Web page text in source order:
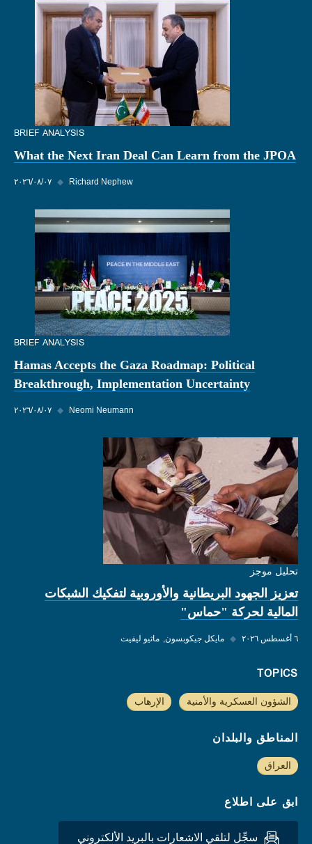
BRIEF ANALYSIS
What the Next Iran Deal Can Learn from the JPOA
٠٧‏/٠٨‏/٢٠٢٦ ◆ Richard Nephew
BRIEF ANALYSIS
Hamas Accepts the Gaza Roadmap: Political
Breakthrough, Implementation Uncertainty
٠٧‏/٠٨‏/٢٠٢٦ ◆ Neomi Neumann
تحليل موجز
تعزيز الجهود البريطانية والأوروبية لتفكيك الشبكات
المالية لحركة "حماس"
٦ أغسطس ٢٠٢٦ ◆ مايكل جيكوبسون ماثيو ليفيت
TOPICS
الشؤون العسكرية والأمنية الإرهاب
المناطق والبلدان
العراق
ابق على اطلاع
سجِّل لتلقي الاشعارات بالبريد الألكتروني